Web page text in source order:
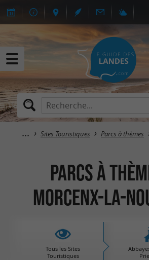
Sites Touristiques Parcs à thèmes
Parcs à
Morcenx-la-
Tous les Sites
Touristiques